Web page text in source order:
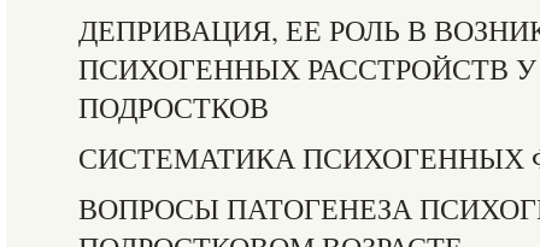
ДЕПРИВАЦИЯ, ЕЕ РОЛЬ В
ПСИХОГЕННЫХ РАССТРОЙСТВ
ПОДРОСТКОВ
СИСТЕМАТИКА ПСИХОГЕННЫХ
ВОПРОСЫ ПАТОГЕНЕЗА